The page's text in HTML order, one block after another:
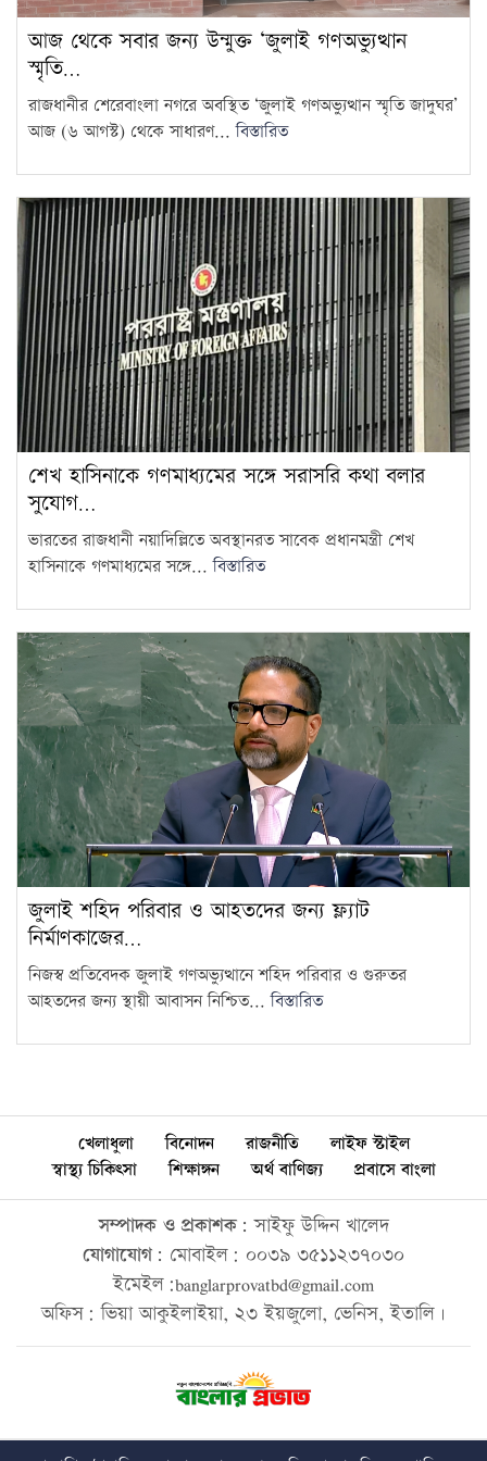
13
১৮ বছর বয়সেই অধ্যাপক, ৩০৬
বছরের রেকর্ড ভাঙলেন তিনি
14
জুলাইকে ভুলিয়ে দেওয়ার সংগ্রাম
শুরু হয়েছে: জামায়াত আমির
15
৫ আগস্ট ঘিরে দেশজুড়ে কঠোর
নিরাপত্তা ব্যবস্থা
আজ থেকে সবার জন্য উন্মুক্ত ‘জুলাই গণঅভ্যুত্থান
স্মৃতি…
রাজধানীর শেরেবাংলা নগরে অবস্থিত ‘জুলাই গণঅভ্যুত্থান স্মৃতি জাদুঘর’
আজ (৬ আগস্ট) থেকে সাধারণ...বিস্তারিত
শেখ হাসিনাকে গণমাধ্যমের সঙ্গে সরাসরি কথা বলার
সুযোগ…
ভারতের রাজধানী নয়াদিল্লিতে অবস্থানরত সাবেক প্রধানমন্ত্রী শেখ
হাসিনাকে গণমাধ্যমের সঙ্গে...বিস্তারিত
জুলাই শহিদ পরিবার ও আহতদের জন্য ফ্ল্যাট
নির্মাণকাজের…
নিজস্ব প্রতিবেদক জুলাই গণঅভ্যুত্থানে শহিদ পরিবার ও গুরুতর
আহতদের জন্য স্থায়ী আবাসন নিশ্চিত...বিস্তারিত
খেলাধুলা বিনোদন রাজনীতি
লাইফ স্টাইল
স্বাস্থ্য চিকিৎসা
শিক্ষাঙ্গন অর্থ বাণিজ্য প্রবাসে বাংলা
সম্পাদক ও প্রকাশক: সাইফু উদ্দিন খালেদ
যোগাযোগ: মোবাইল: ০০৩৯ ৩৫১১২৩৭০৩০
ইমেইল:banglarprovatbd@gmail.com
অফিস: ভিয়া আকুইলাইয়া, ২৩ ইয়জুলো, ভেনিস, ইতালি।